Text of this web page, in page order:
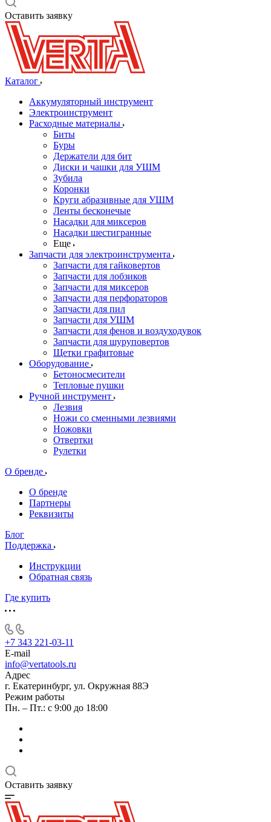
Оставить заявку
Каталог
Аккумуляторный инструмент
Электроинструмент
Расходные материалы
Биты
Буры
Держатели для бит
Диски и чашки для УШМ
Зубила
Коронки
Круги абразивные для УШМ
Ленты бесконечые
Насадки для миксеров
Насадки шестигранные
Еще
Запчасти для электроинструмента
Запчасти для гайковертов
Запчасти для лобзиков
Запчасти для миксеров
Запчасти для перфораторов
Запчасти для пил
Запчасти для УШМ
Запчасти для фенов и воздуходувок
Запчасти для шуруповертов
Щетки графитовые
Оборудование
Бетоносмесители
Тепловые пушки
Ручной инструмент
Лезвия
Ножи со сменными лезвиями
Ножовки
Отвертки
Рулетки
О бренде
О бренде
Партнеры
Реквизиты
Блог
Поддержка
Инструкции
Обратная связь
Где купить
+7 343 221-03-11
E-mail
info@vertatools.ru
Адрес
г. Екатеринбург, ул. Окружная 88Э
Режим работы
Пн. – Пт.: с 9:00 до 18:00
Оставить заявку